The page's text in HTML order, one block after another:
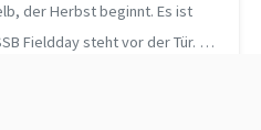
der Herbst beginnt. Es ist
Fieldday steht vor der Tür. 7